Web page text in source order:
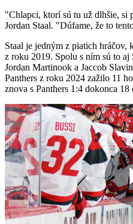
"Chlapci, ktorí sú tu už dlhšie,
Jordan Staal. "Dúfame, že to
Staal je jedným z piatich
z roku 2019. Spolu s ním sú to
Jordan Martinook a Jaccob
Panthers z roku 2024 zažilo 11
znova s Panthers 1:4 dokonca 18